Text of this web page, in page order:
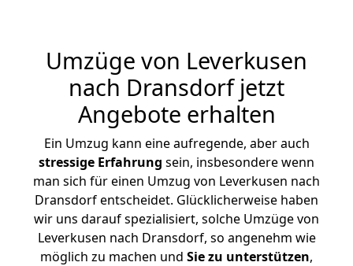
Umzüge von Leverkusen
nach Dransdorf jetzt
Angebote erhalten
Ein Umzug kann eine aufregende, aber auch
stressige Erfahrung sein, insbesondere wenn
man sich für einen Umzug von Leverkusen nach
Dransdorf entscheidet. Glücklicherweise haben
wir uns darauf spezialisiert, solche Umzüge von
Leverkusen nach Dransdorf, so angenehm wie
möglich zu machen und Sie zu unterstützen,